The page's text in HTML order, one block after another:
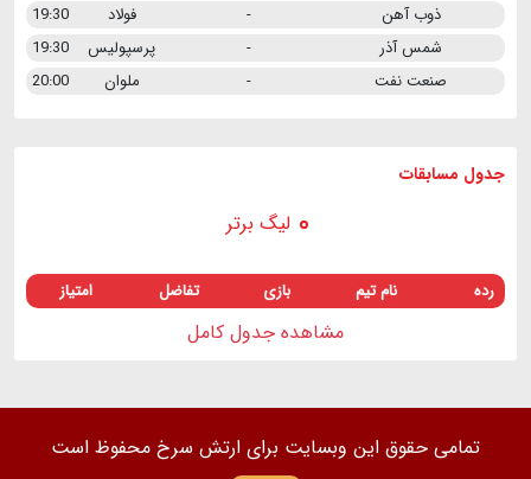
ذوب آهن - فولاد
19:30
شمس آذر
- پرسپولیس
19:30
صنعت نفت
- ملوان 20:00
جدول مسابقات
لیگ برتر
رده نام تیم بازی تفاضل امتیاز
مشاهده جدول کامل
تمامی حقوق این وبسایت برای ارتش سرخ محفوظ است